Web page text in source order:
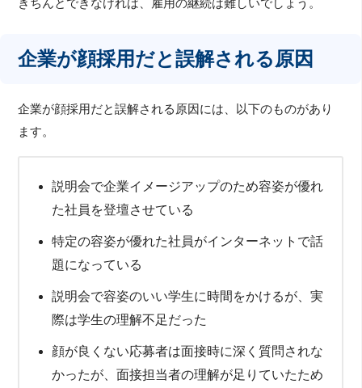
きちんとできなければ、雇用の継続は難しいでしょう。
企業が顔採用だと誤解される原因
企業が顔採用だと誤解される原因には、以下のものがあり
ます。
説明会で企業イメージアップのため容姿が優れ
た社員を登壇させている
特定の容姿が優れた社員がインターネットで話
題になっている
説明会で容姿のいい学生に時間をかけるが、実
際は学生の理解不足だった
顔が良くない応募者は面接時に深く質問されな
かったが、面接担当者の理解が足りていたため